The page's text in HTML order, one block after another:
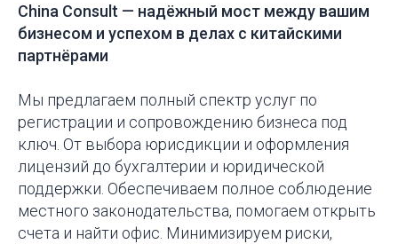
China Consult — надёжный мост между вашим
бизнесом и успехом в делах с китайскими
партнёрами
Мы предлагаем полный спектр услуг по
регистрации и сопровождению бизнеса под
ключ. От выбора юрисдикции и оформления
лицензий до бухгалтерии и юридической
поддержки. Обеспечиваем полное соблюдение
местного законодательства, помогаем открыть
счета и найти офис. Минимизируем риски,